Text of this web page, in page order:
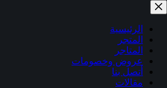
التجاوز
إلى
المحتوىالرئيسية
المتجر
المتاجر
عروض وخصومات
أتصل بنا
مقالات